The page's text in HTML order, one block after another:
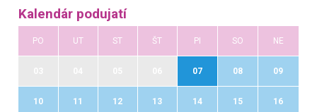
Kalendár podujatí
PO UT ST ŠT PI SO NE
07 08 09
10 11 12 13 14 15 16